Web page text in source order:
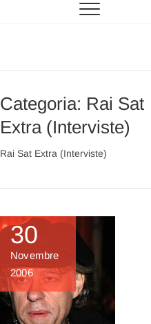
Categoria: Rai Sat
Extra (Interviste)
Rai Sat Extra (Interviste)
30
Novembre
2006